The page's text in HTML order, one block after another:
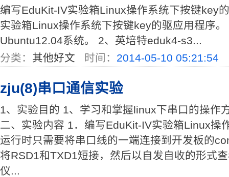
编写EduKit-IV实验箱Linux操作系统下按键key
实验箱Linux操作系统下按键key的驱应用程序
Ubuntu12.04系统。 2、英培特eduk4-s3...
分类： 其他好文 时间： 2014-05-10 05:21:54
zju(8)串口通信实验
1、实验目的 1、学习和掌握linux下串口的操作
二、实验内容 1．编写EduKit-IV实验箱Linux操
运行时只需要将串口线的一端连接到开发板的
将RSD1和TXD1短接，然后以自发自收的形式
仪...